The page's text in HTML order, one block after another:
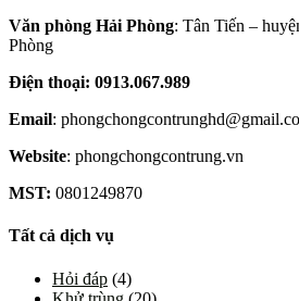
Văn phòng Hải Phòng: Tân Tiến –
Phòng
Điện thoại: 0913.067.989
Email:
Website: phongchongcontrung.vn
MST: 0801249870
Tất cả dịch vụ
Hỏi đáp (4)